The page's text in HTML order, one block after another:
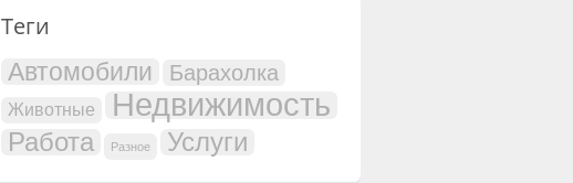
Теги
Автомобили Барахолка
Животные Недвижимость
Работа Разное Услуги